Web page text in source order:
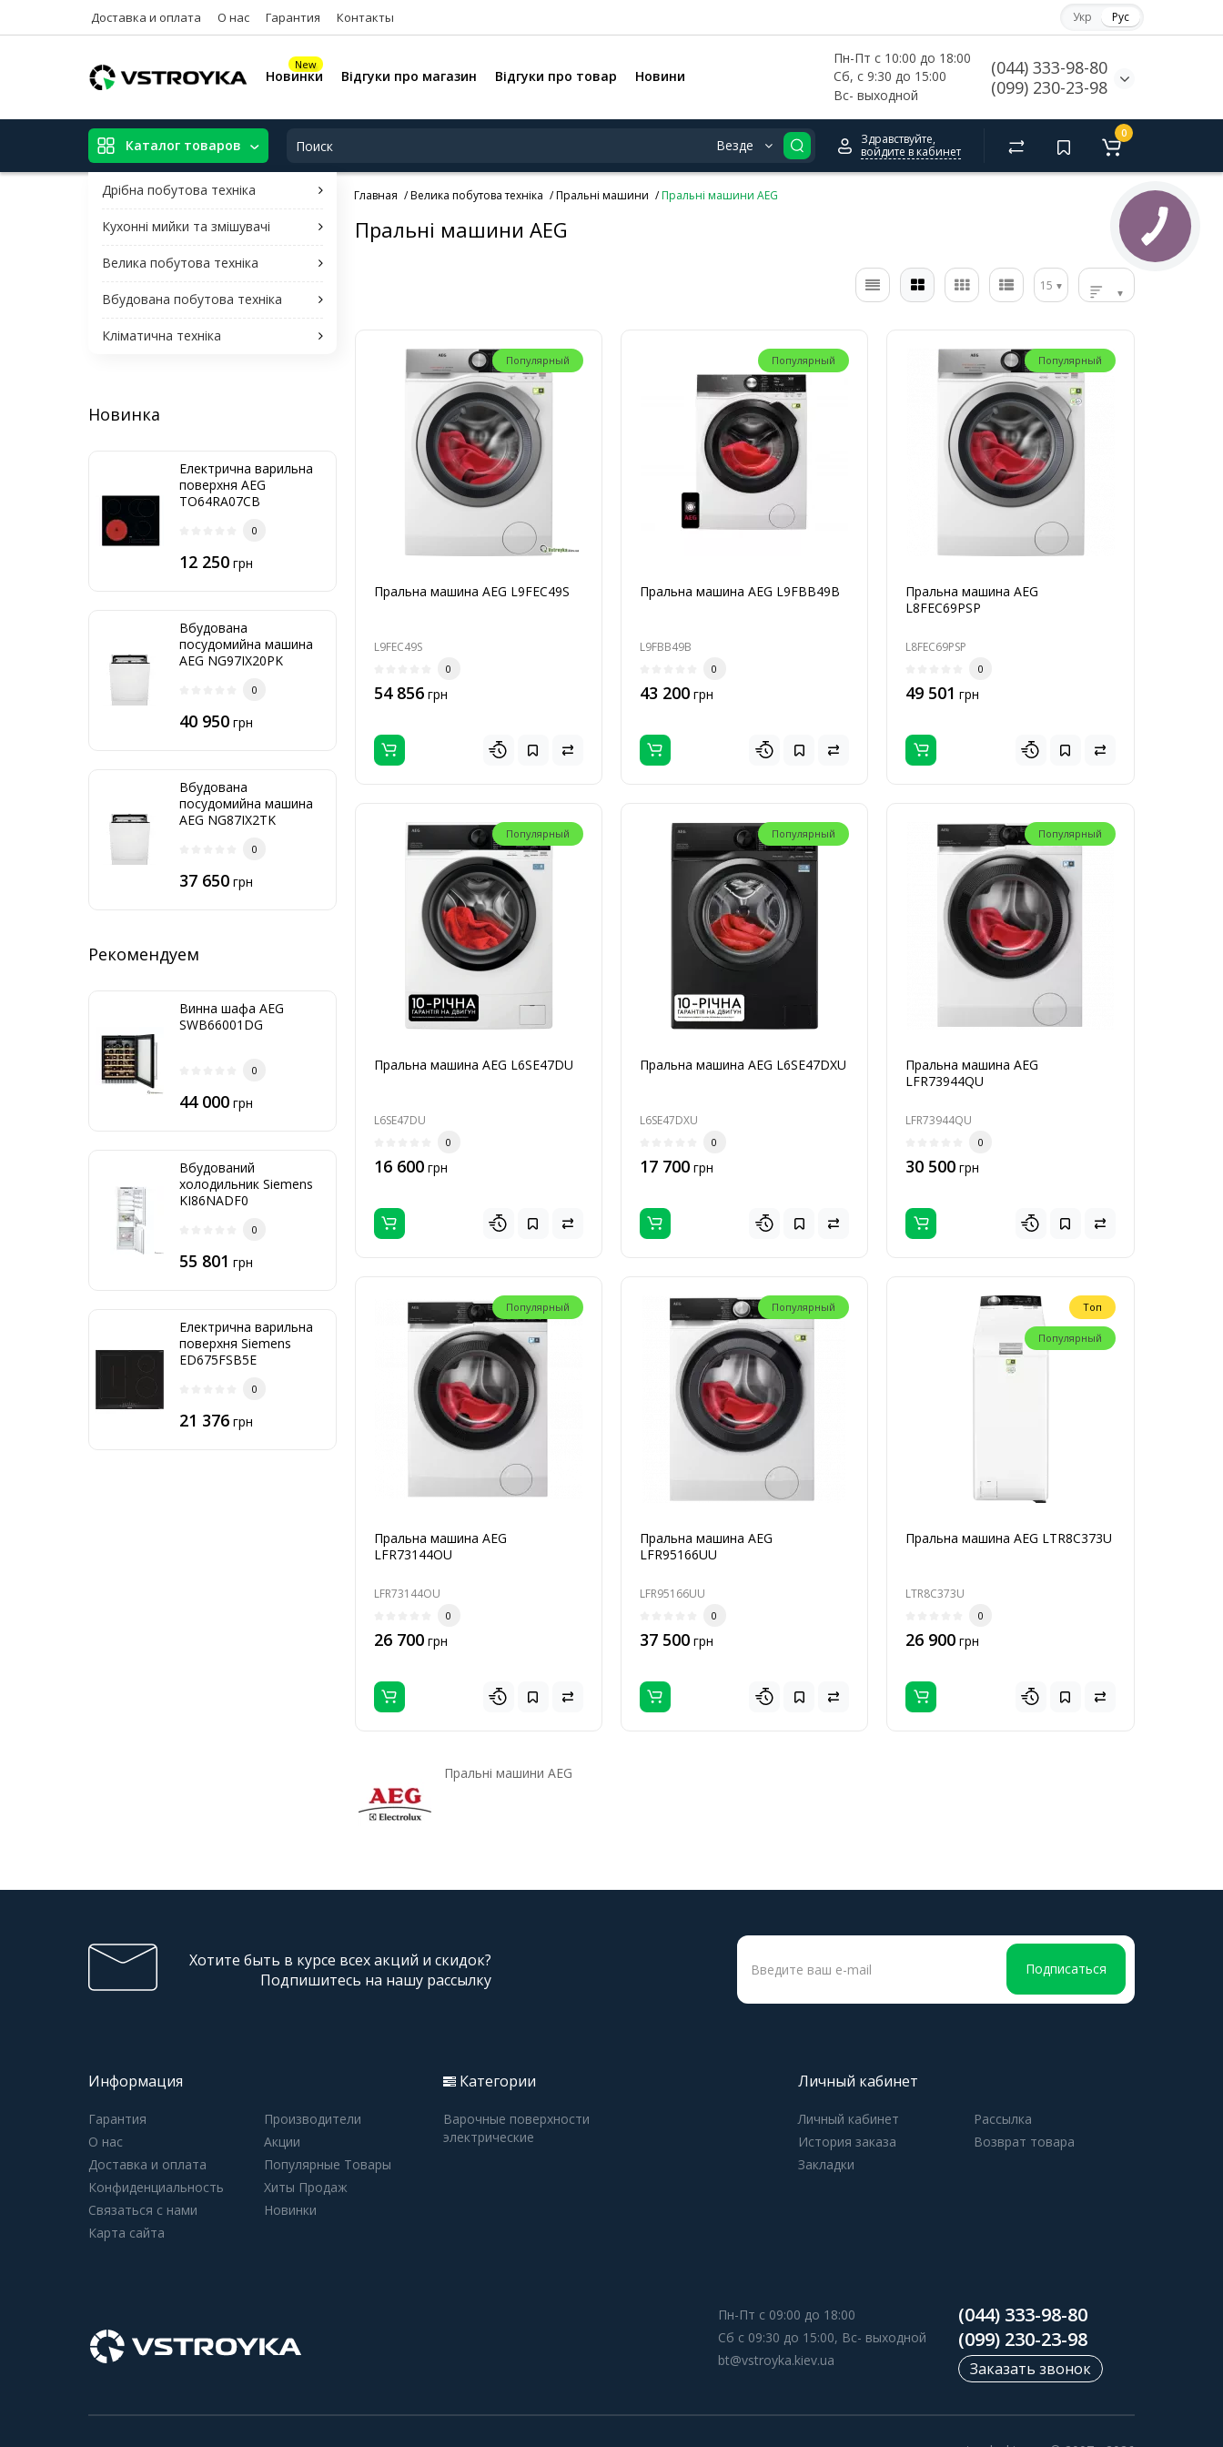
Доставка и оплата О нас Гарантия Контакты Укр Рус
Пн-Пт с 10:00 до 18:00
Сб, с 9:30 до 15:00
Вс- выходной
(044) 333-98-80
(099) 230-23-98
New
Новинки Відгуки про магазин Відгуки про товар Новини
Каталог товаров
Дрібна побутова техніка
Кухонні мийки та змішувачі
Велика побутова техніка
Вбудована побутова техніка
Кліматична техніка
Везде
Здравствуйте,
войдите в кабинет
0
Главная Велика побутова техніка Пральні машини Пральні машини AEG
Новинка
Електрична варильна
поверхня AEG
TO64RA07CB
0
12 250 грн
Вбудована
посудомийна машина
AEG NG97IX20PK
0
40 950 грн
Вбудована
посудомийна машина
AEG NG87IX2TK
0
37 650 грн
Рекомендуем
Винна шафа AEG
SWB66001DG
0
44 000 грн
Вбудований
холодильник Siemens
KI86NADF0
0
55 801 грн
Електрична варильна
поверхня Siemens
ED675FSB5E
0
21 376 грн
Пральні машини AEG
15
Популярный
Пральна машина AEG L9FEC49S
L9FEC49S
0
54 856грн
Популярный
Пральна машина AEG L9FBB49B
L9FBB49B
0
43 200грн
Популярный
Пральна машина AEG
L8FEC69PSP
L8FEC69PSP
0
49 501 грн
Популярный
Пральна машина AEG L6SE47DU
L6SE47DU
0
16 600грн
Популярный
Пральна машина AEG L6SE47DXU
L6SE47DXU
0
17 700грн
Популярный
Пральна машина AEG
LFR73944QU
LFR73944QU
0
30 500 грн
Популярный
Пральна машина AEG
LFR73144OU
LFR73144OU
0
26 700грн
Популярный
Пральна машина AEG
LFR95166UU
LFR95166UU
0
37 500грн
Топ
Популярный
Пральна машина AEG LTR8C373U
LTR8C373U
0
26 900 грн
Пральні машини AEG
Хотите быть в курсе всех акций и скидок?
Подпишитесь на нашу рассылку
Подписаться
Информация
Гарантия
О нас
Доставка и оплата
Конфиденциальность
Связаться с нами
Карта сайта
Производители
Акции
Популярные Товары
Хиты Продаж
Новинки
Категории
Варочные поверхности
электрические
Личный кабинет
Личный кабинет
История заказа
Закладки
Рассылка
Возврат товара
Пн-Пт с 09:00 до 18:00
Сб с 09:30 до 15:00, Вс- выходной
bt@vstroyka.kiev.ua
(044) 333-98-80
(099) 230-23-98
Заказать звонок